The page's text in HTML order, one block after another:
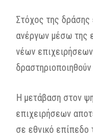
Στόχος της
ανέργων μέσω της
νέων
Η μετάβαση στον
επιχειρήσεων
σε εθνικό επίπεδο